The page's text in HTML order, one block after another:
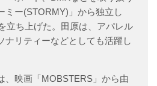
防ガイドライン」、また「さいたまス
ーパーアリーナ公演開催ガイドライン」
基づき、ご来場者が万が一新型...
ミー(STORMY)」から独立し
立ち上げた。田原は、アパレル
ナリティーなどとしても活躍し
、映画「MOBSTERS」から由